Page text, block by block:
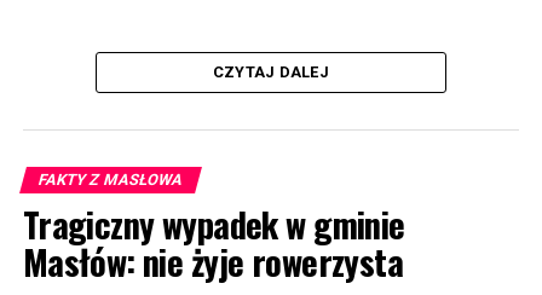
CZYTAJ DALEJ
FAKTY Z MASŁOWA
Tragiczny wypadek w gminie
Masłów: nie żyje rowerzysta